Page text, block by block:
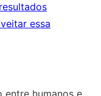
essa
entre humanos e